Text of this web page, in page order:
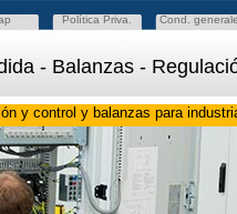
Política Priva. Cond.
- Balanzas -
y control y balanzas para